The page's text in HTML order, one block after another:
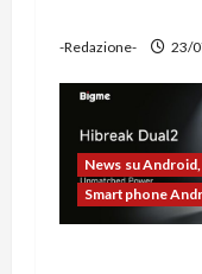
-Redazione- 23/
News su
Smartphone